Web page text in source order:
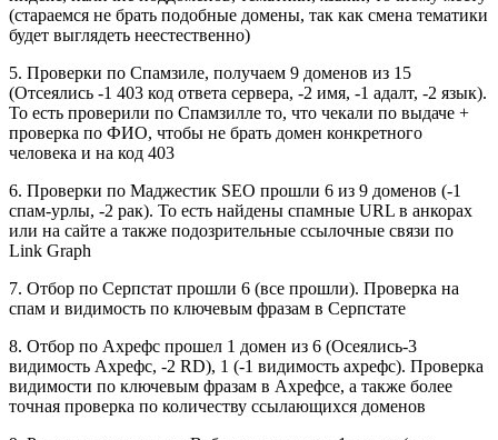
(стараемся не брать подобные домены, так как смена тематики
будет выглядеть неестественно)
5. Проверки по Спамзиле, получаем 9 доменов из 15
(Отсеялись -1 403 код ответа сервера, -2 имя, -1 адалт, -2 язык).
То есть проверили по Спамзилле то, что чекали по выдаче +
проверка по ФИО, чтобы не брать домен конкретного
человека и на код 403
6. Проверки по Маджестик SEO прошли 6 из 9 доменов (-1
спам-урлы, -2 рак). То есть найдены спамные URL в анкорах
или на сайте а также подозрительные ссылочные связи по
Link Graph
7. Отбор по Серпстат прошли 6 (все прошли). Проверка на
спам и видимость по ключевым фразам в Серпстате
8. Отбор по Ахрефс прошел 1 домен из 6 (Осеялись-3
видимость Ахрефс, -2 RD), 1 (-1 видимость ахрефс). Проверка
видимости по ключевым фразам в Ахрефсе, а также более
точная проверка по количеству ссылающихся доменов